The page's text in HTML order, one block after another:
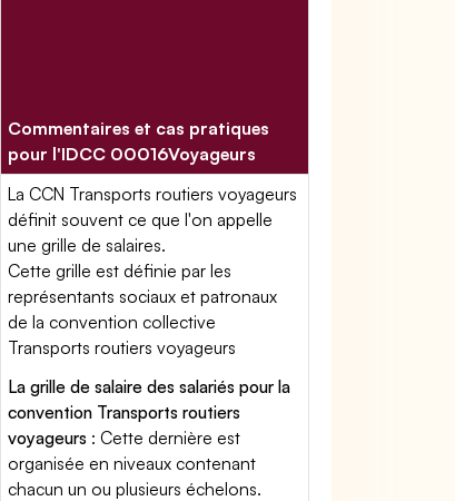
Commentaires et cas pratiques
pour l'IDCC 00016Voyageurs
La CCN Transports routiers voyageurs
définit souvent ce que l'on appelle
une grille de salaires.
Cette grille est définie par les
représentants sociaux et patronaux
de la convention collective
Transports routiers voyageurs
La grille de salaire des salariés pour la
convention Transports routiers
voyageurs : Cette dernière est
organisée en niveaux contenant
chacun un ou plusieurs échelons.